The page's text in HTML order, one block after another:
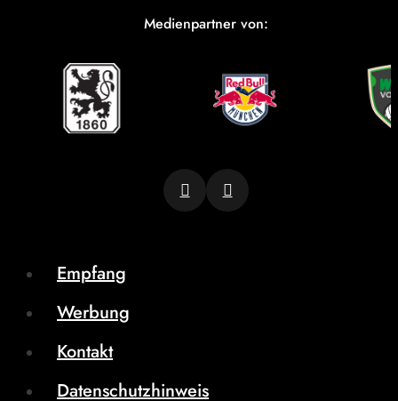
Medienpartner von:
Empfang
Werbung
Kontakt
Datenschutzhinweis